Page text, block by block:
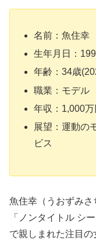
名前：魚住幸
生年月日：
年齢：34歳
職業：モデル
年収：1,000万
展望：運動の
ビス
魚住幸（うおずみさ
「ノンタイトル シ
で親しまれた注目の